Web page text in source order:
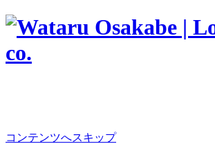
コンテンツへスキップ